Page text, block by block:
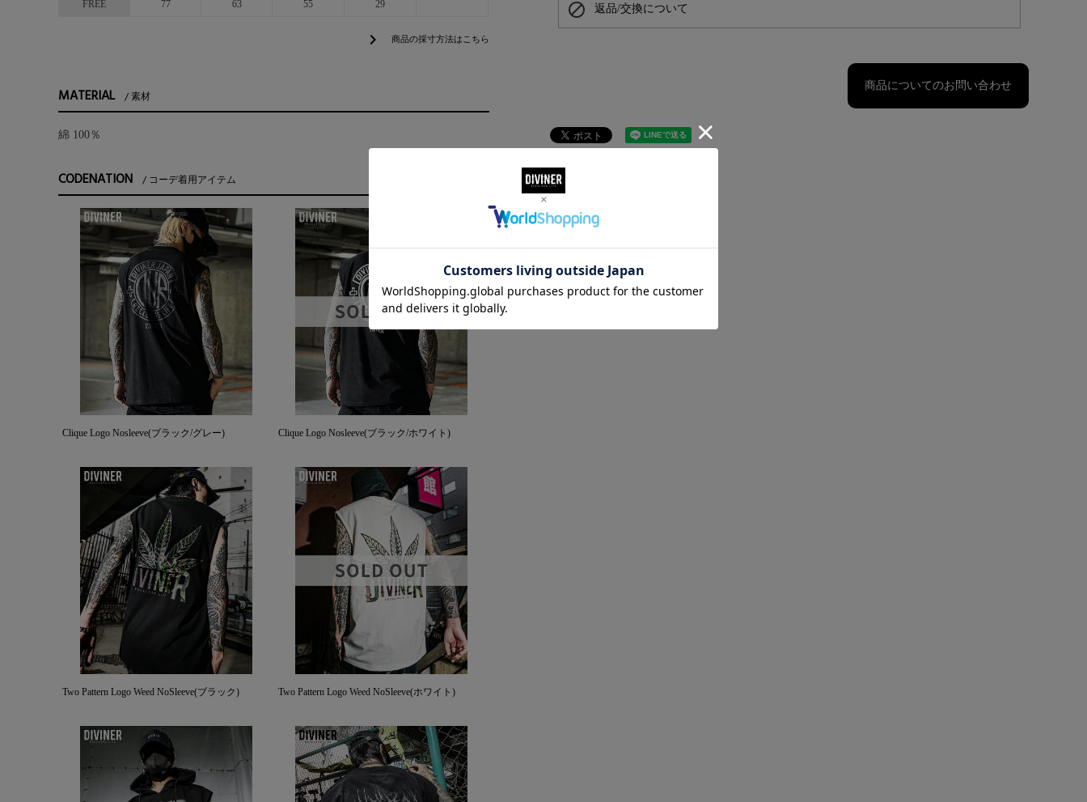
FREE 77 63 55 29
chevron_right 商品の採寸方法はこちら
MATERIAL 素材
綿 100％
CODENATION コーデ着用アイテム
Clique Logo Nosleeve(ブラック/グレー) Clique Logo Nosleeve(ブラック/ホワイト)
Two Pattern Logo Weed NoSleeve(ブラック) Two Pattern Logo Weed NoSleeve(ホワイト)
block 返品/交換について
商品についてのお問い合わせ